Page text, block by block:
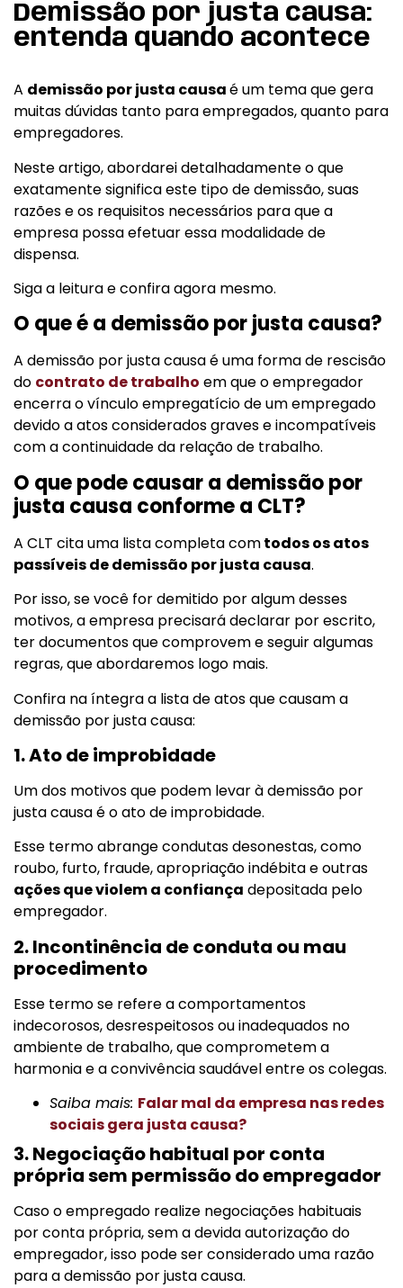
Demissão por justa causa:
entenda quando acontece
A demissão por justa causaé um tema que gera
muitas dúvidas tanto para empregados, quanto para
empregadores.
Neste artigo, abordarei detalhadamente o que
exatamente significa este tipo de demissão, suas
razões e os requisitos necessários para que a
empresa possa efetuar essa modalidade de
dispensa.
Siga a leitura e confira agora mesmo.
O que é a demissão por justa causa?
A demissão por justa causa é uma forma de rescisão
do contrato de trabalho em que o empregador
encerra o vínculo empregatício de um empregado
devido a atos considerados graves e incompatíveis
com a continuidade da relação de trabalho.
O que pode causar a demissão por
justa causa conforme a CLT?
A CLT cita uma lista completa comtodos os atos
passíveis de demissão por justa causa.
Por isso, se você for demitido por algum desses
motivos, a empresa precisará declarar por escrito,
ter documentos que comprovem e seguir algumas
regras, que abordaremos logo mais.
Confira na íntegra a lista de atos que causam a
demissão por justa causa:
1. Ato de improbidade
Um dos motivos que podem levar à demissão por
justa causa é o ato de improbidade.
Esse termo abrange condutas desonestas, como
roubo, furto, fraude, apropriação indébita e outras
ações que violem a confiança depositada pelo
empregador.
2. Incontinência de conduta ou mau
procedimento
Esse termo se refere a comportamentos
indecorosos, desrespeitosos ou inadequados no
ambiente de trabalho, que comprometem a
harmonia e a convivência saudável entre os colegas.
Saiba mais: Falar mal da empresa nas redes
sociais gera justa causa?
3. Negociação habitual por conta
própria sem permissão do empregador
Caso o empregado realize negociações habituais
por conta própria, sem a devida autorização do
empregador, isso pode ser considerado uma razão
para a demissão por justa causa.